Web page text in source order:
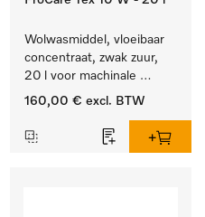
Wolwasmiddel, vloeibaar
concentraat, zwak zuur,
20 l voor machinale
reiniging van wol.
160,00 € excl. BTW